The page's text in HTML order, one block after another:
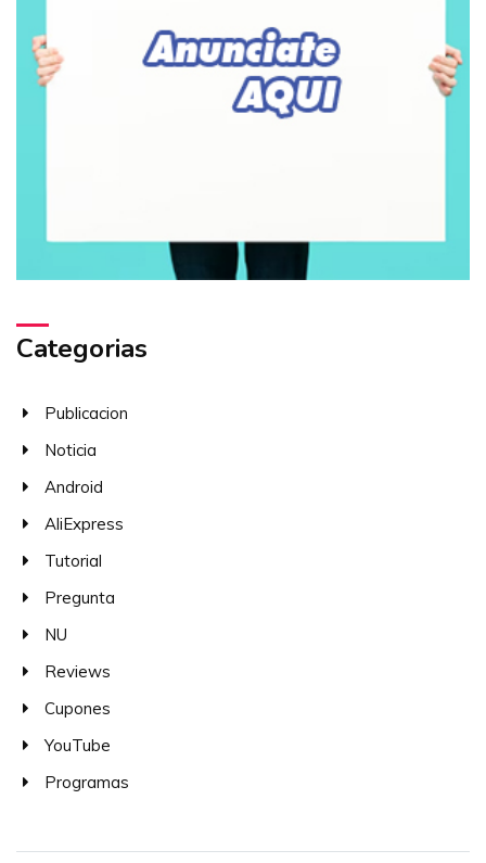
Categorias
Publicacion
Noticia
Android
AliExpress
Tutorial
Pregunta
NU
Reviews
Cupones
YouTube
Programas